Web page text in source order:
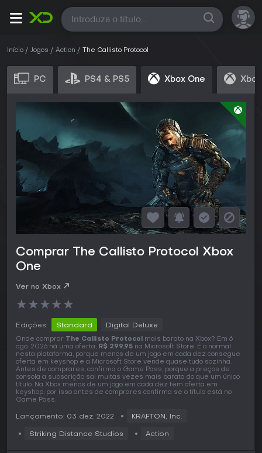
Todas
Início Jogos Action The Callisto Protocol
PC PS4 & PS5 Xbox One
Comprar The Callisto Protocol Xbox
One
Ver no Xbox
★★★★★
Edições: Standard Digital Deluxe
Onde comprar The Callisto Protocol mais barato na Xbox? Em 6
ago. 2026 há uma oferta, R$ 299,95 na Microsoft Store. É o normal
nesta plataforma, porque menos de um jogo em cada dez consegue
oferta em keyshop e a Microsoft Store vende quase tudo sozinha.
Antes de comprares, confirma o Game Pass, porque a preços de
consola a subscrição sai muitas vezes mais barata do que um único
título. Na Xbox menos de um jogo em cada dez tem oferta em
keyshop, por isso antes de comprares confirma se o título está no
Game Pass.
Lançamento: 03 dez. 2022 KRAFTON, Inc.
Striking Distance Studios Action